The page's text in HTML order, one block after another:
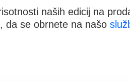
naših edicij na
da se obrnete na našo